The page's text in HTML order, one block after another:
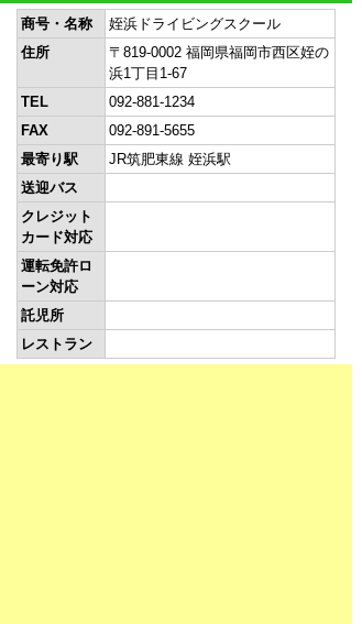
商号・名称
姪浜ドライビングスクール
住所
〒819-0002 福岡県福岡市西区姪の
浜1丁目1-67
TEL
092-881-1234
FAX
092-891-5655
最寄り駅
JR筑肥東線 姪浜駅
送迎バス
クレジット
カード対応
運転免許ロ
ーン対応
託児所
レストラン